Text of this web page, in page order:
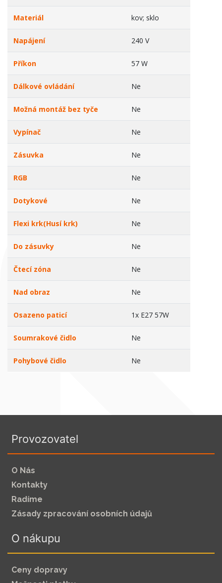
Materiál kov; sklo
Napájení 240 V
Příkon 57 W
Dálkové ovládání Ne
Možná montáž bez tyče Ne
Vypínač Ne
Zásuvka Ne
RGB Ne
Dotykové Ne
Flexi krk(Husí krk) Ne
Do zásuvky Ne
Čtecí zóna Ne
Nad obraz Ne
Osazeno paticí 1x E27 57W
Soumrakové čidlo Ne
Pohybové čidlo Ne
Provozovatel
O Nás
Kontakty
Radíme
Zásady zpracování osobních údajů
O nákupu
Ceny dopravy